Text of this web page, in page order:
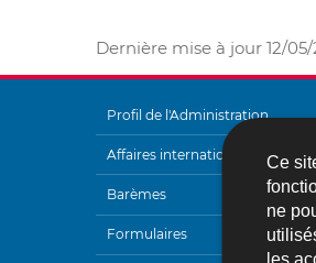
Ce
ne
les
Dernière mise à jour 12/
NAVIGATION
Profil de l'Administration
Affaires internationales
Barèmes
Formulaires